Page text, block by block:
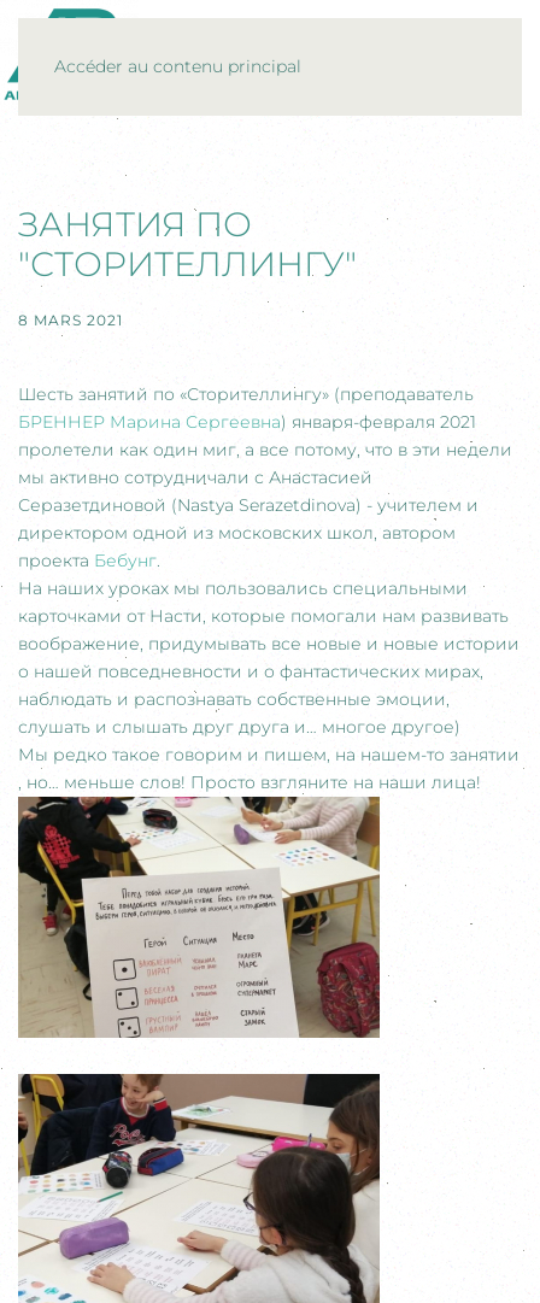
Accéder au contenu principal
ЗАНЯТИЯ ПО
"СТОРИТЕЛЛИНГУ"
8 MARS 2021
Шесть занятий по «Сторителлингу» (преподаватель
БРЕННЕР Марина Сергеевна) января-февраля 2021
пролетели как один миг, а все потому, что в эти недели
мы активно сотрудничали с Анастасией
Серазетдиновой (Nastya Serazetdinova) - учителем и
директором одной из московских школ, автором
проекта Бебунг.
На наших уроках мы пользовались специальными
карточками от Насти, которые помогали нам развивать
воображение, придумывать все новые и новые истории
о нашей повседневности и о фантастических мирах,
наблюдать и распознавать собственные эмоции,
слушать и слышать друг друга и… многое другое)
Мы редко такое говорим и пишем, на нашем-то занятии
, но… меньше слов! Просто взгляните на наши лица!